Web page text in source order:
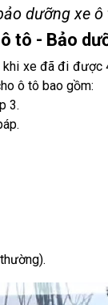
dưỡng xe
tô - Bảo
xe đã đi được
ô tô bao gồm:
3.